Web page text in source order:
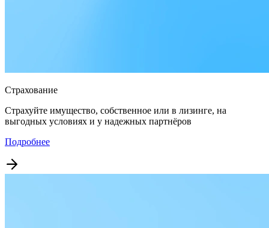
Страхование
Страхуйте имущество, собственное или в лизинге, на
выгодных условиях и у надежных партнёров
Подробнее